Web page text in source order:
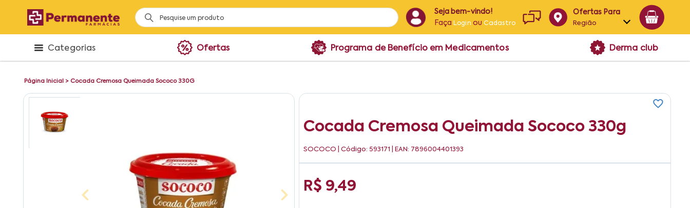
Seja bem-vindo!
Faça Login ouCadastro
Ofertas Para
Região
Alagoas
Categorias Ofertas Programa de Benefício em Medicamentos Derma club
Página Inicial > Cocada Cremosa Queimada Sococo 330G
Cocada Cremosa Queimada Sococo 330g
SOCOCO | Código: 593171 | EAN: 7896004401393
R$ 9,49